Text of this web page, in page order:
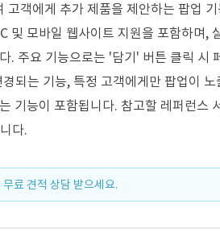
객에게 추가 제품을 제안하는 팝업
및 모바일 웹사이트 지원을 포함하며,
. 주요 기능으로는 '담기' 버튼 클릭 시
되는 기능, 특정 고객에게만 팝업이 노
기능이 포함됩니다. 참고할 레퍼런스
다.
료 견적 상담 받으세요.